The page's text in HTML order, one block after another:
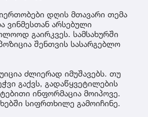
დღის მთავარი თემა
ვინმესთან არსებული
გაირკვეს. სამსახურში
შენთვის სასარგებლო
ძლიერად იმუშავებს. თუ
გაქვს, გადაწყვეტილების
ინფორმაცია მოიპოვე.
სიფრთხილე გამოიჩინე.